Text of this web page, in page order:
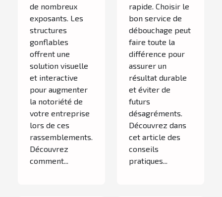
de nombreux
exposants. Les
structures
gonflables
offrent une
solution visuelle
et interactive
pour augmenter
la notoriété de
votre entreprise
lors de ces
rassemblements.
Découvrez
comment...
rapide. Choisir le
bon service de
débouchage peut
faire toute la
différence pour
assurer un
résultat durable
et éviter de
futurs
désagréments.
Découvrez dans
cet article des
conseils
pratiques...